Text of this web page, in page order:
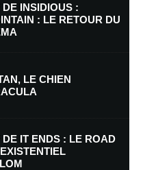
Site web
site dans le navigateur pour
par e-mail.
INSIDIOUS :
: LE RETOUR DU
LE CHIEN
IT ENDS : LE ROAD